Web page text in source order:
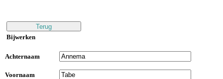
Bijwerken
Achternaam
Voornaam